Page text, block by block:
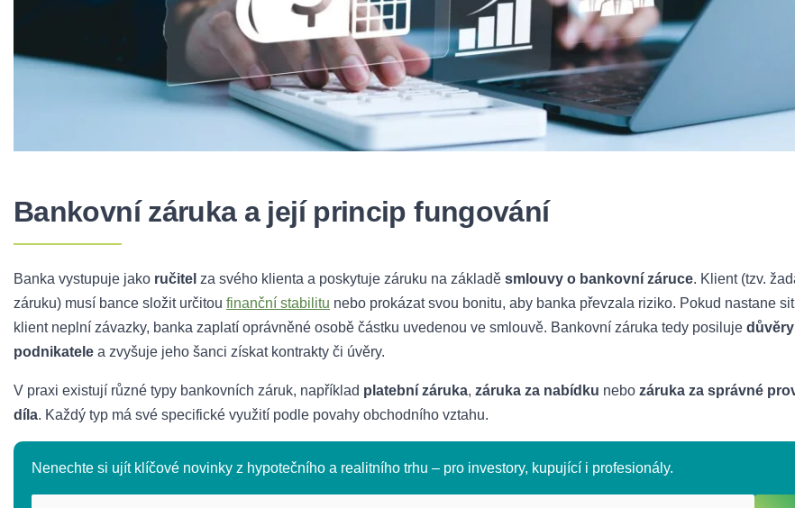
Bankovní záruka a její princip fungování
Banka vystupuje jako ručitel za svého klienta a poskytuje záruku na základě smlouvy o bankovní záruce. Klient (tzv.
záruku) musí bance složit určitou finanční stabilitu nebo prokázat svou bonitu, aby banka převzala riziko. Pokud nastane
klient neplní závazky, banka zaplatí oprávněné osobě částku uvedenou ve smlouvě. Bankovní záruka tedy posiluje
podnikatele a zvyšuje jeho šanci získat kontrakty či úvěry.
V praxi existují různé typy bankovních záruk, například platební záruka, záruka za nabídku nebo záruka za správné
díla. Každý typ má své specifické využití podle povahy obchodního vztahu.
Nenechte si ujít klíčové novinky z hypotečního a realitního trhu – pro investory, kupující i profesionály.